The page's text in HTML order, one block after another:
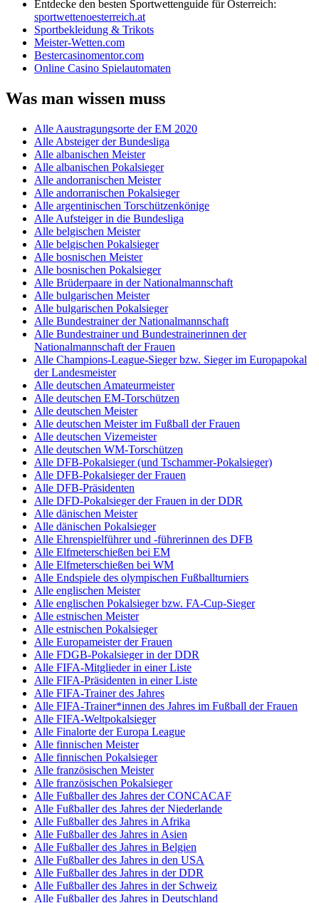
Entdecke den besten Sportwettenguide für Österreich:
sportwettenoesterreich.at
Sportbekleidung & Trikots
Meister-Wetten.com
Bestercasinomentor.com
Online Casino Spielautomaten
Was man wissen muss
Alle Aaustragungsorte der EM 2020
Alle Absteiger der Bundesliga
Alle albanischen Meister
Alle albanischen Pokalsieger
Alle andorranischen Meister
Alle andorranischen Pokalsieger
Alle argentinischen Torschützenkönige
Alle Aufsteiger in die Bundesliga
Alle belgischen Meister
Alle belgischen Pokalsieger
Alle bosnischen Meister
Alle bosnischen Pokalsieger
Alle Brüderpaare in der Nationalmannschaft
Alle bulgarischen Meister
Alle bulgarischen Pokalsieger
Alle Bundestrainer der Nationalmannschaft
Alle Bundestrainer und Bundestrainerinnen der
Nationalmannschaft der Frauen
Alle Champions-League-Sieger bzw. Sieger im Europapokal
der Landesmeister
Alle deutschen Amateurmeister
Alle deutschen EM-Torschützen
Alle deutschen Meister
Alle deutschen Meister im Fußball der Frauen
Alle deutschen Vizemeister
Alle deutschen WM-Torschützen
Alle DFB-Pokalsieger (und Tschammer-Pokalsieger)
Alle DFB-Pokalsieger der Frauen
Alle DFB-Präsidenten
Alle DFD-Pokalsieger der Frauen in der DDR
Alle dänischen Meister
Alle dänischen Pokalsieger
Alle Ehrenspielführer und -führerinnen des DFB
Alle Elfmeterschießen bei EM
Alle Elfmeterschießen bei WM
Alle Endspiele des olympischen Fußballturniers
Alle englischen Meister
Alle englischen Pokalsieger bzw. FA-Cup-Sieger
Alle estnischen Meister
Alle estnischen Pokalsieger
Alle Europameister der Frauen
Alle FDGB-Pokalsieger in der DDR
Alle FIFA-Mitglieder in einer Liste
Alle FIFA-Präsidenten in einer Liste
Alle FIFA-Trainer des Jahres
Alle FIFA-Trainer*innen des Jahres im Fußball der Frauen
Alle FIFA-Weltpokalsieger
Alle Finalorte der Europa League
Alle finnischen Meister
Alle finnischen Pokalsieger
Alle französischen Meister
Alle französischen Pokalsieger
Alle Fußballer des Jahres der CONCACAF
Alle Fußballer des Jahres der Niederlande
Alle Fußballer des Jahres in Afrika
Alle Fußballer des Jahres in Asien
Alle Fußballer des Jahres in Belgien
Alle Fußballer des Jahres in den USA
Alle Fußballer des Jahres in der DDR
Alle Fußballer des Jahres in der Schweiz
Alle Fußballer des Jahres in Deutschland